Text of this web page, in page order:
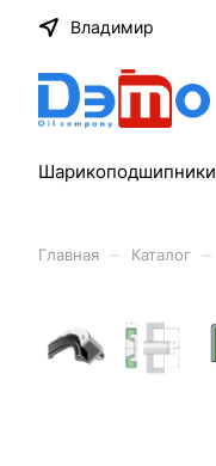
Владимир
Шарикоподшипники
Главная Каталог